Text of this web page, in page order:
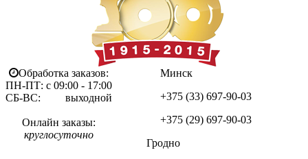
Обработка заказов:
ПН-ПТ: с 09:00 - 17:00
СБ-ВС: выходной
Онлайн заказы:
круглосуточно
Минск
+375 (33) 697-90-03
+375 (29) 697-90-03
Гродно